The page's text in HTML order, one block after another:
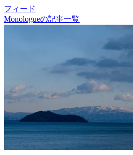
フィード
Monologueの記事一覧